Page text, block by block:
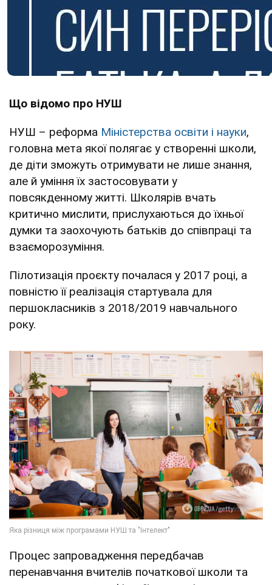
Що відомо про НУШ
НУШ – реформа Міністерства освіти і науки,
головна мета якої полягає у створенні школи,
де діти зможуть отримувати не лише знання,
але й уміння їх застосовувати у
повсякденному житті. Школярів вчать
критично мислити, прислухаються до їхньої
думки та заохочують батьків до співпраці та
взаєморозуміння.
Пілотизація проєкту почалася у 2017 році, а
повністю її реалізація стартувала для
першокласників з 2018/2019 навчального
року.
Процес запровадження передбачав
перенавчання вчителів початкової школи та